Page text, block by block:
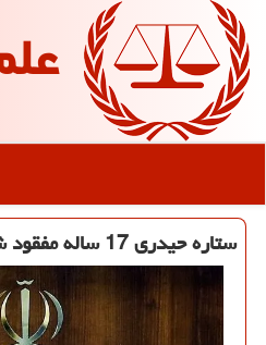
ستاره حیدری 17 ساله مفقود شد